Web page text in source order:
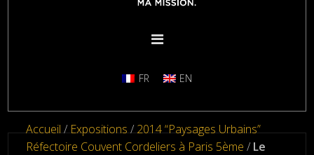
FR EN
Accueil/Expositions/2014 “Paysages Urbains”
Réfectoire Couvent Cordeliers à Paris 5ème / Le